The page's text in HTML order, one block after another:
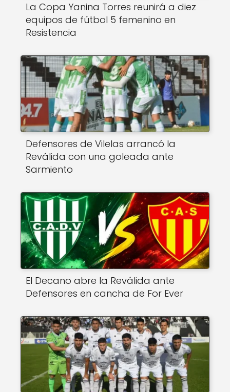
La Copa Yanina Torres reunirá a diez
equipos de fútbol 5 femenino en
Resistencia
Defensores de Vilelas arrancó la
Reválida con una goleada ante
Sarmiento
El Decano abre la Reválida ante
Defensores en cancha de For Ever